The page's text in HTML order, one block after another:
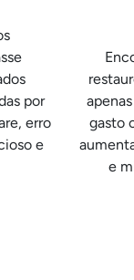
por
erro
e
gasto
e